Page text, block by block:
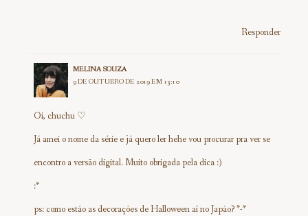
Responder
MELINA SOUZA
9 DE OUTUBRO DE 2019 EM 13:10
Oi, chuchu ♡
Já amei o nome da série e já quero ler hehe vou procurar pra ver se
encontro a versão digital. Muito obrigada pela dica :)
:*
ps: como estão as decorações de Halloween aí no Japão? *-*